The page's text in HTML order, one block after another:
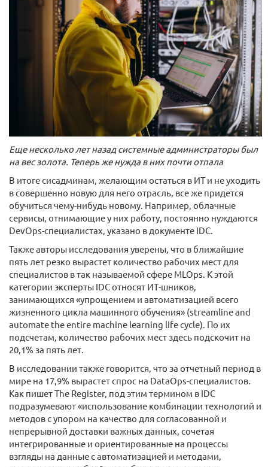
Еще несколько лет назад системные администраторы был
на вес золота. Теперь же нужда в них почти отпала
В итоге сисадминам, желающим остаться в ИТ и не уходить
в совершенно новую для него отрасль, все же придется
обучиться чему-нибудь новому. Например, облачные
сервисы, отнимающие у них работу, постоянно нуждаются
DevOps-специалистах, указано в документе IDC.
Также авторы исследования уверены, что в ближайшие
пять лет резко вырастет количество рабочих мест для
специалистов в так называемой сфере MLOps. К этой
категории эксперты IDC относят ИТ-шников,
занимающихся «упрощением и автоматизацией всего
жизненного цикла машинного обучения» (streamline and
automate the entire machine learning life cycle). По их
подсчетам, количество рабочих мест здесь подскочит на
20,1% за пять лет.
В исследовании также говорится, что за отчетный период в
мире на 17,9% вырастет спрос на DataOps-специалистов.
Как пишет The Register, под этим термином в IDC
подразумевают «использование комбинации технологий и
методов с упором на качество для согласованной и
непрерывной доставки важных данных, сочетая
интегрированные и ориентированные на процессы
взгляды на данные с автоматизацией и методами,